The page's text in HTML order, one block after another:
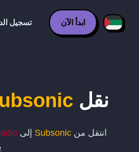
تسجيل ابدأ الآن
نقل
انتقل من Subsonic إلى